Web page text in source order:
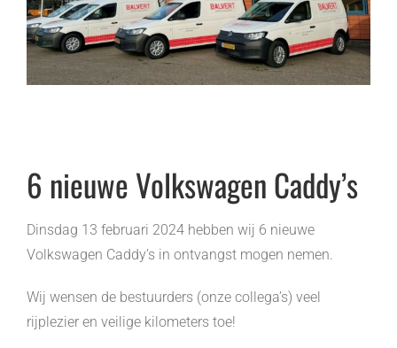
6 nieuwe Volkswagen Caddy’s
Dinsdag 13 februari 2024 hebben wij 6 nieuwe
Volkswagen Caddy’s in ontvangst mogen nemen.
Wij wensen de bestuurders (onze collega’s) veel
rijplezier en veilige kilometers toe!